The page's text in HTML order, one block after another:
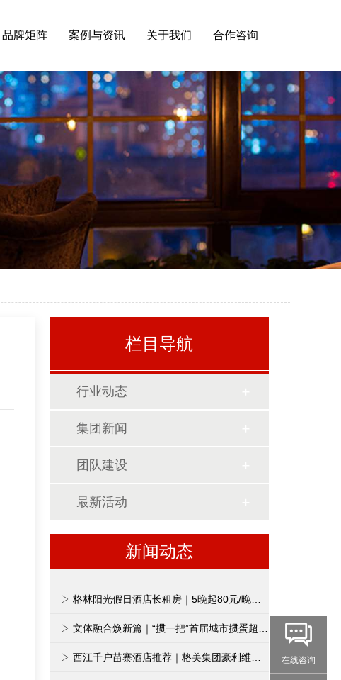
品牌矩阵 案例与资讯 关于我们 合作咨询
栏目导航
行业动态
集团新闻
团队建设
最新活动
新闻动态
在线咨询